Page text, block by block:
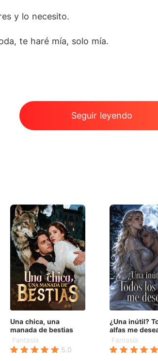
y lo necesito.
te haré mía, solo mía.
Seguir leyendo
Una chica, una
manada de bestias
Fantasía
5.0
¿Una inútil?
alfas me
Fantasía